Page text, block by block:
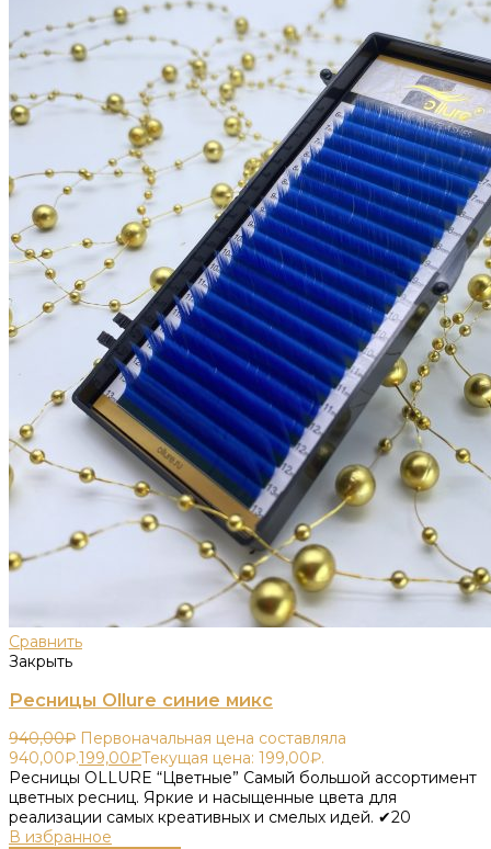
Сравнить
Закрыть
Ресницы Ollure синие микс
940,00₽ Первоначальная цена составляла
940,00₽.199,00₽Текущая цена: 199,00₽.
Ресницы OLLURE “Цветные” Самый большой ассортимент
цветных ресниц. Яркие и насыщенные цвета для
реализации самых креативных и смелых идей. ✔20
В избранное